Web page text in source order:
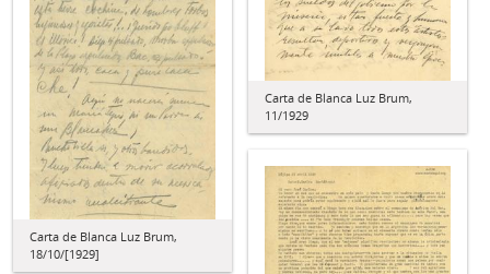
Carta de Blanca Luz Brum,
11/1929
Carta de Blanca Luz Brum,
18/10/[1929]